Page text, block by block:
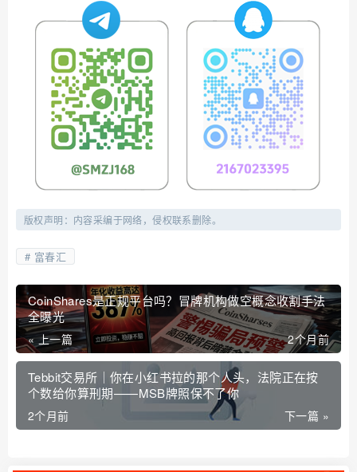
版权声明：内容采编于网络，侵权联系删除。
富春汇
CoinShares是正规平台吗？冒牌机构做空概念收割手法
全曝光
« 上一篇 2个月前
Tebbit交易所｜你在小红书拉的那个人头，法院正在按
个数给你算刑期——MSB牌照保不了你
下一篇 »
2个月前